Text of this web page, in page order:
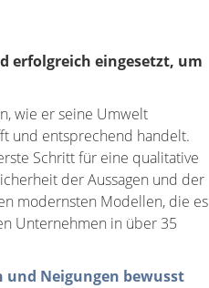
erfolgreich eingesetzt, um
wie er seine Umwelt
und entsprechend handelt.
Schritt für eine qualitative
der Aussagen und der
modernsten Modellen, die es
Unternehmen in über 35
und Neigungen bewusst